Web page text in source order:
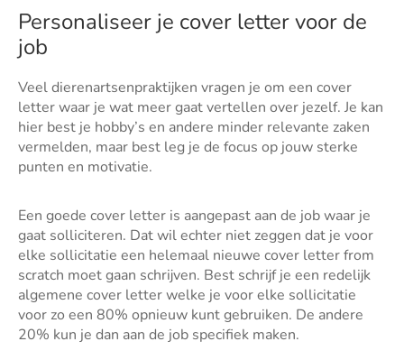
Personaliseer je cover letter voor de
job
Veel dierenartsenpraktijken vragen je om een cover
letter waar je wat meer gaat vertellen over jezelf. Je kan
hier best je hobby’s en andere minder relevante zaken
vermelden, maar best leg je de focus op jouw sterke
punten en motivatie.
Een goede cover letter is aangepast aan de job waar je
gaat solliciteren. Dat wil echter niet zeggen dat je voor
elke sollicitatie een helemaal nieuwe cover letter from
scratch moet gaan schrijven. Best schrijf je een redelijk
algemene cover letter welke je voor elke sollicitatie
voor zo een 80% opnieuw kunt gebruiken. De andere
20% kun je dan aan de job specifiek maken.